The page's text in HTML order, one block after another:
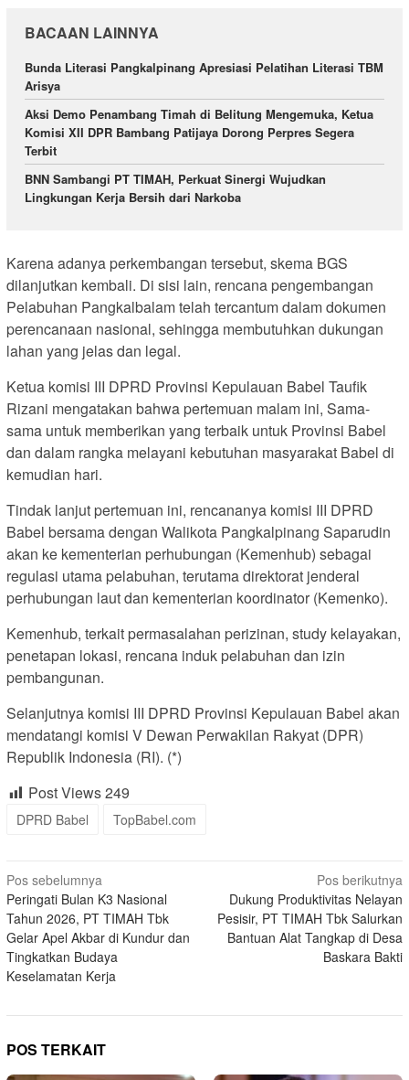
BACAAN LAINNYA
Bunda Literasi Pangkalpinang Apresiasi Pelatihan Literasi TBM
Arisya
Aksi Demo Penambang Timah di Belitung Mengemuka, Ketua
Komisi XII DPR Bambang Patijaya Dorong Perpres Segera
Terbit
BNN Sambangi PT TIMAH, Perkuat Sinergi Wujudkan
Lingkungan Kerja Bersih dari Narkoba
Karena adanya perkembangan tersebut, skema BGS
dilanjutkan kembali. Di sisi lain, rencana pengembangan
Pelabuhan Pangkalbalam telah tercantum dalam dokumen
perencanaan nasional, sehingga membutuhkan dukungan
lahan yang jelas dan legal.
Ketua komisi III DPRD Provinsi Kepulauan Babel Taufik
Rizani mengatakan bahwa pertemuan malam ini, Sama-
sama untuk memberikan yang terbaik untuk Provinsi Babel
dan dalam rangka melayani kebutuhan masyarakat Babel di
kemudian hari.
Tindak lanjut pertemuan ini, rencananya komisi III DPRD
Babel bersama dengan Walikota Pangkalpinang Saparudin
akan ke kementerian perhubungan (Kemenhub) sebagai
regulasi utama pelabuhan, terutama direktorat jenderal
perhubungan laut dan kementerian koordinator (Kemenko).
Kemenhub, terkait permasalahan perizinan, study kelayakan,
penetapan lokasi, rencana induk pelabuhan dan izin
pembangunan.
Selanjutnya komisi III DPRD Provinsi Kepulauan Babel akan
mendatangi komisi V Dewan Perwakilan Rakyat (DPR)
Republik Indonesia (RI). (*)
Post Views249
DPRD Babel TopBabel.com
Navigasi
pos
Pos sebelumnya
Peringati Bulan K3 Nasional
Tahun 2026, PT TIMAH Tbk
Gelar Apel Akbar di Kundur dan
Tingkatkan Budaya
Keselamatan Kerja
Pos berikutnya
Dukung Produktivitas Nelayan
Pesisir, PT TIMAH Tbk Salurkan
Bantuan Alat Tangkap di Desa
Baskara Bakti
POS TERKAIT